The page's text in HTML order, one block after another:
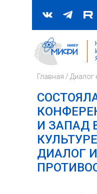
Форма
Поиск
Главная / Диалог
И ЗАПАД
ДИАЛОГ И